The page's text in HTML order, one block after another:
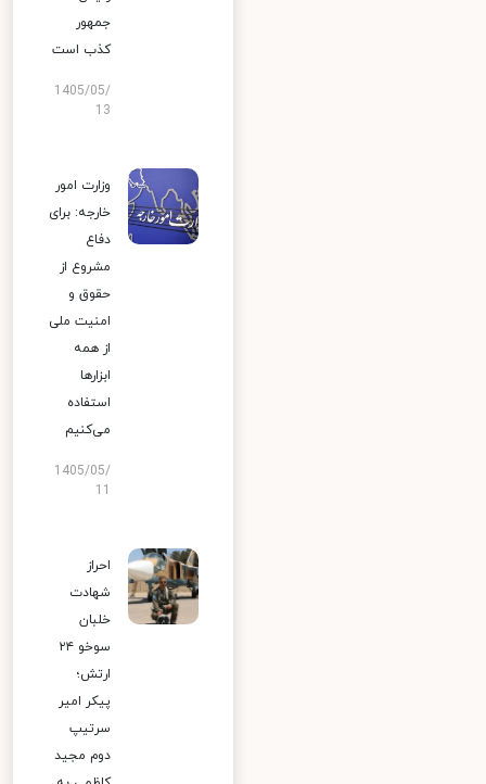
جمهور
کذب است
1405/05/
13
وزارت امور
خارجه: برای
دفاع
مشروع از
حقوق و
امنیت ملی
از همه
ابزارها
استفاده
می‌کنیم
1405/05/
احراز
شهادت
خلبان
سوخو ۲۴
ارتش؛
پیکر امیر
سرتیپ
دوم مجید